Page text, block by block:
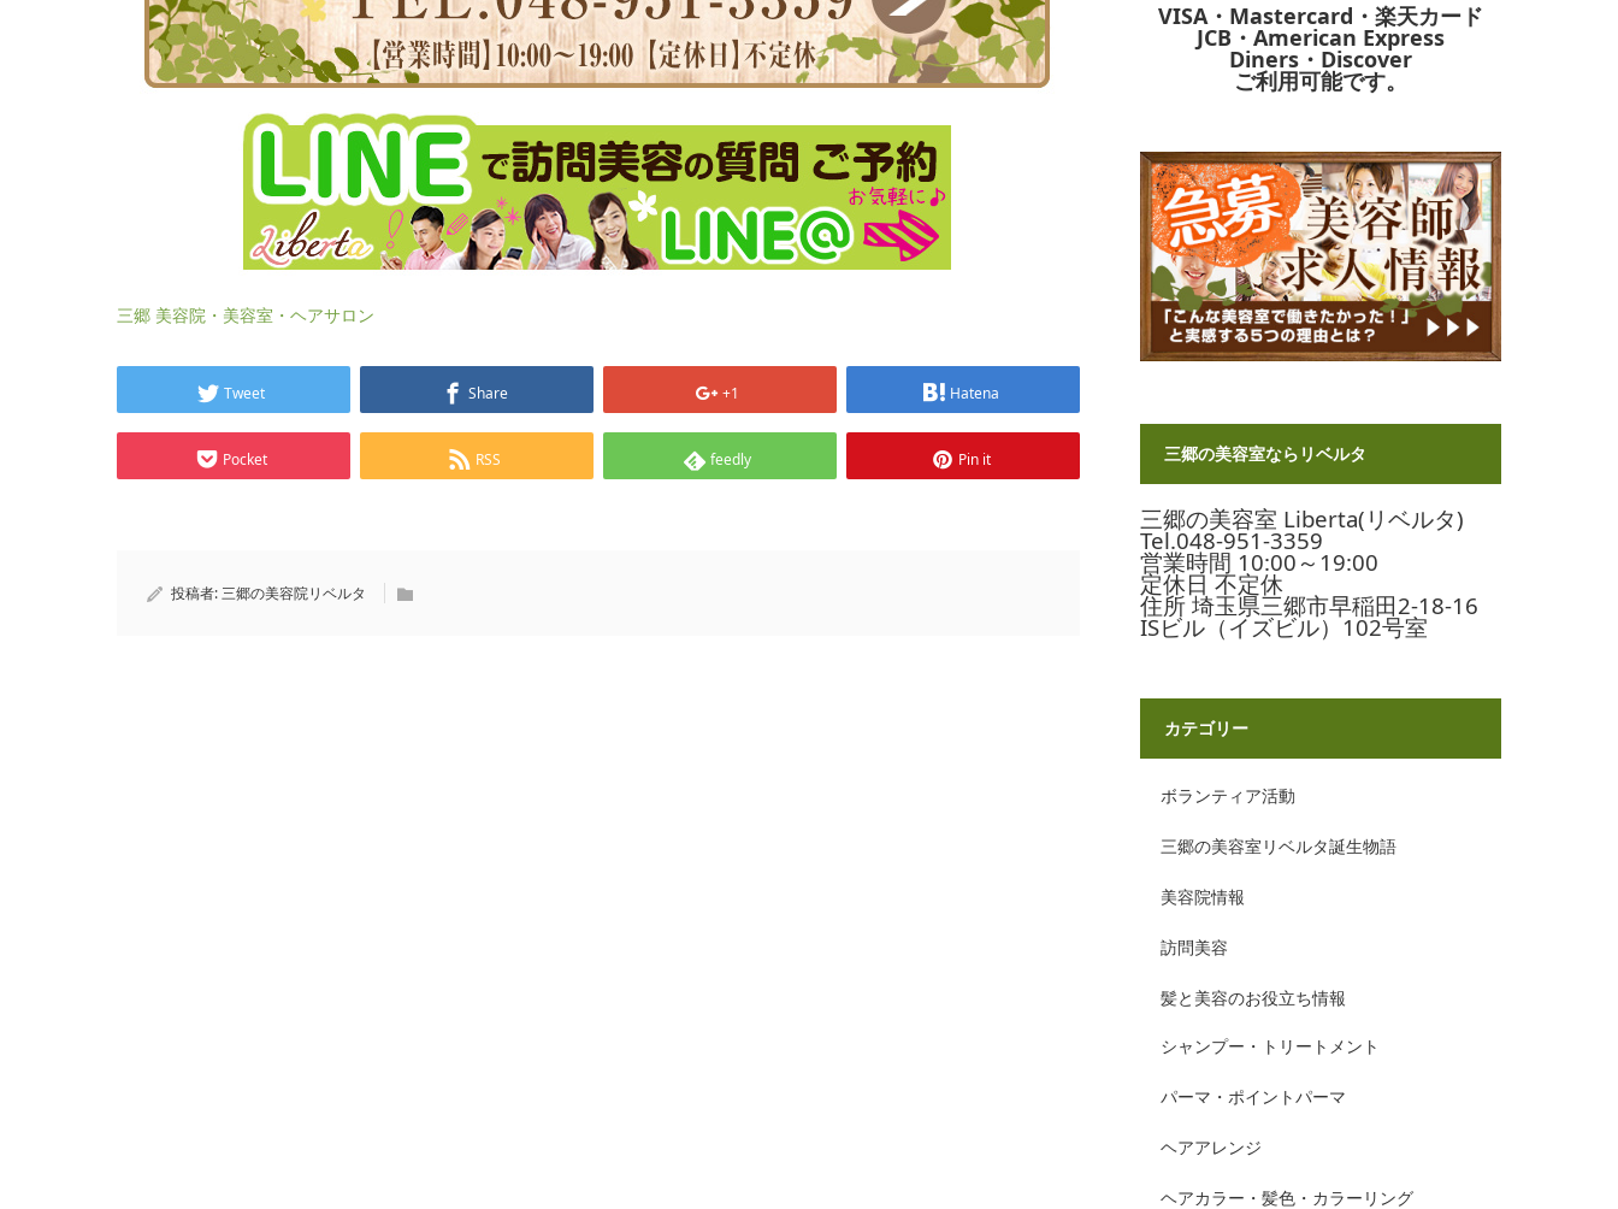
三郷 美容院・美容室・ヘアサロン
Tweet Share +1 Hatena
Pocket RSS feedly Pin it
投稿者:三郷の美容院リベルタ
VISA・Mastercard・楽天カード
JCB・American Express
Diners・Discover
ご利用可能です。
三郷の美容室ならリベルタ
三郷の美容室 Liberta(リベルタ)
Tel.048-951-3359
営業時間 10:00～19:00
定休日 不定休
住所 埼玉県三郷市早稲田2-18-16
ISビル（イズビル）102号室
カテゴリー
ボランティア活動
三郷の美容室リベルタ誕生物語
美容院情報
訪問美容
髪と美容のお役立ち情報
シャンプー・トリートメント
パーマ・ポイントパーマ
ヘアアレンジ
ヘアカラー・髪色・カラーリング